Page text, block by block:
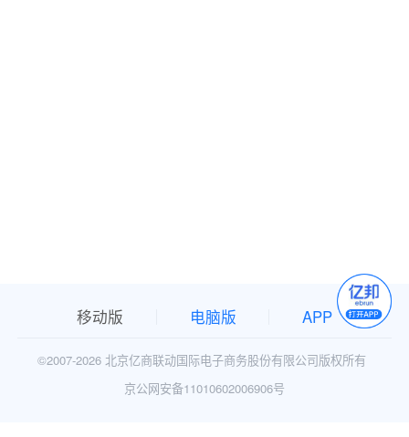
移动版 电脑版 APP
©2007-2026 北京亿商联动国际电子商务股份有限公司版权所有
京公网安备11010602006906号